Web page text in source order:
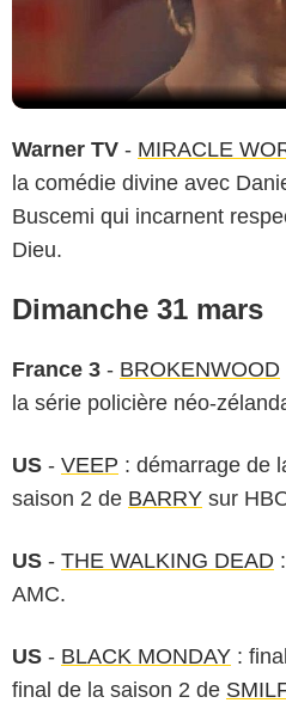
Warner TV - MIRACLE
la comédie divine avec
Buscemi qui incarnent
Dieu.
Dimanche 31 mars
France 3 - BROKENWOOD
la série policière néo-
US - VEEP : démarrage de
saison 2 de BARRY sur
US - THE WALKING DEAD
AMC.
US - BLACK MONDAY :
final de la saison 2 de